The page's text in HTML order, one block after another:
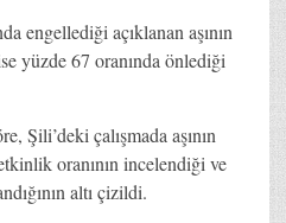
engellediği açıklanan aşının
yüzde 67 oranında önlediği
Şili’deki çalışmada aşının
oranının incelendiği ve
altı çizildi.